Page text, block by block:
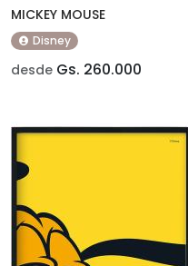
MICKEY MOUSE
Disney
desde Gs. 260.000